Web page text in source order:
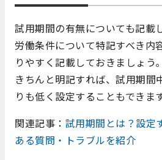
試用期間の有無についても記載
労働条件について特記すべき内
りやすく記載しておきましょう
きちんと明記すれば、試用期間
りも低く設定することもできます
関連記事： 試用期間とは？設定
ある質問・トラブルを紹介